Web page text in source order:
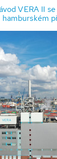
VERA II
hamburském